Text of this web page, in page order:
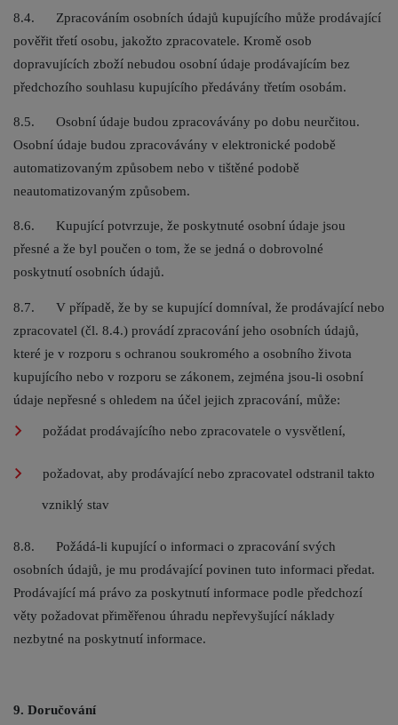
8.4. Zpracováním osobních údajů kupujícího může prodávající
pověřit třetí osobu, jakožto zpracovatele. Kromě osob
dopravujících zboží nebudou osobní údaje prodávajícím bez
předchozího souhlasu kupujícího předávány třetím osobám.
8.5. Osobní údaje budou zpracovávány po dobu neurčitou.
Osobní údaje budou zpracovávány v elektronické podobě
automatizovaným způsobem nebo v tištěné podobě
neautomatizovaným způsobem.
8.6. Kupující potvrzuje, že poskytnuté osobní údaje jsou
přesné a že byl poučen o tom, že se jedná o dobrovolné
poskytnutí osobních údajů.
8.7. V případě, že by se kupující domníval, že prodávající nebo
zpracovatel (čl. 8.4.) provádí zpracování jeho osobních údajů,
které je v rozporu s ochranou soukromého a osobního života
kupujícího nebo v rozporu se zákonem, zejména jsou-li osobní
údaje nepřesné s ohledem na účel jejich zpracování, může:
požádat prodávajícího nebo zpracovatele o vysvětlení,
požadovat, aby prodávající nebo zpracovatel odstranil takto
vzniklý stav
8.8. Požádá-li kupující o informaci o zpracování svých
osobních údajů, je mu prodávající povinen tuto informaci předat.
Prodávající má právo za poskytnutí informace podle předchozí
věty požadovat přiměřenou úhradu nepřevyšující náklady
nezbytné na poskytnutí informace.
9. Doručování